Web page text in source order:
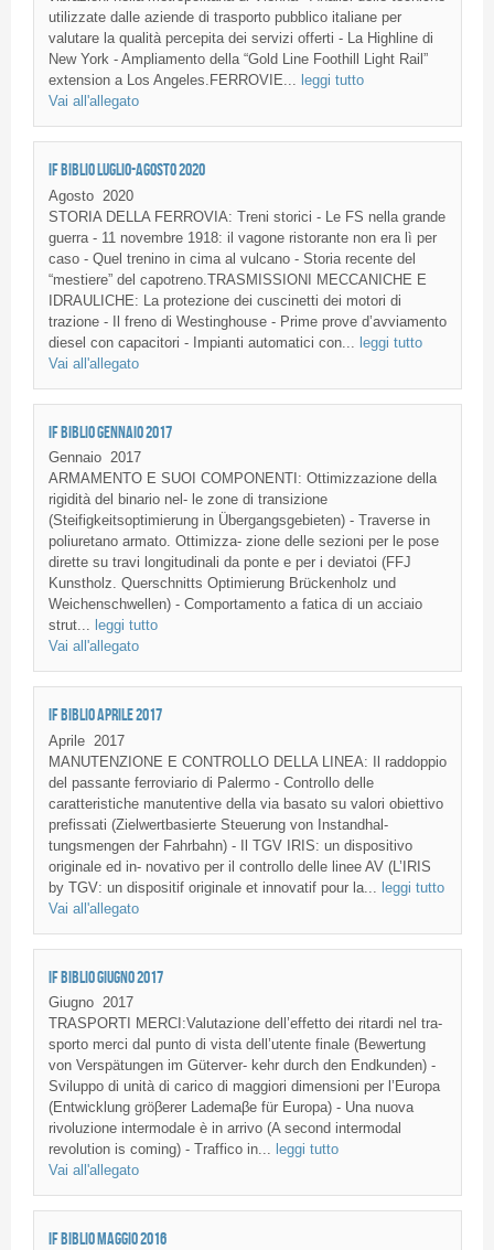
utilizzate dalle aziende di trasporto pubblico italiane per
valutare la qualità percepita dei servizi offerti - La Highline di
New York - Ampliamento della “Gold Line Foothill Light Rail”
extension a Los Angeles.FERROVIE... leggi tutto
Vai all'allegato
IF BIBLIO LUGLIO-AGOSTO 2020
Agosto
2020
STORIA DELLA FERROVIA: Treni storici - Le FS nella grande
guerra - 11 novembre 1918: il vagone ristorante non era lì per
caso - Quel trenino in cima al vulcano - Storia recente del
“mestiere” del capotreno.TRASMISSIONI MECCANICHE E
IDRAULICHE: La protezione dei cuscinetti dei motori di
trazione - Il freno di Westinghouse - Prime prove d’avviamento
diesel con capacitori - Impianti automatici con... leggi tutto
Vai all'allegato
IF BIBLIO GENNAIO 2017
Gennaio 2017
ARMAMENTO E SUOI COMPONENTI: Ottimizzazione della
rigidità del binario nel- le zone di transizione
(Steifigkeitsoptimierung in Übergangsgebieten) - Traverse in
poliuretano armato. Ottimizza- zione delle sezioni per le pose
dirette su travi longitudinali da ponte e per i deviatoi (FFJ
Kunstholz. Querschnitts Optimierung Brückenholz und
Weichenschwellen) - Comportamento a fatica di un acciaio
strut... leggi tutto
Vai all'allegato
IF BIBLIO APRILE 2017
Aprile
2017
MANUTENZIONE E CONTROLLO DELLA LINEA: Il raddoppio
del passante ferroviario di Palermo - Controllo delle
caratteristiche manutentive della via basato su valori obiettivo
prefissati (Zielwertbasierte Steuerung von Instandhal-
tungsmengen der Fahrbahn) - Il TGV IRIS: un dispositivo
originale ed in- novativo per il controllo delle linee AV (L’IRIS
by TGV: un dispositif originale et innovatif pour la...
leggi tutto
Vai all'allegato
IF BIBLIO GIUGNO 2017
Giugno 2017
TRASPORTI MERCI:Valutazione dell’effetto dei ritardi nel tra-
sporto merci dal punto di vista dell’utente finale (Bewertung
von Verspätungen im Güterver- kehr durch den Endkunden) -
Sviluppo di unità di carico di maggiori dimensioni per l’Europa
(Entwicklung gröβerer Lademaβe für Europa) - Una nuova
rivoluzione intermodale è in arrivo (A second intermodal
revolution is coming) - Traffico in... leggi tutto
Vai all'allegato
IF BIBLIO MAGGIO 2016